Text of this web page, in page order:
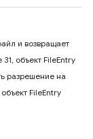
и возвращает
объект FileEntry
разрешение на
FileEntry